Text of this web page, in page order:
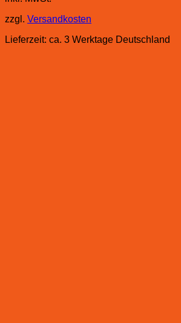
zzgl. Versandkosten
Lieferzeit: ca. 3 Werktage Deutschland